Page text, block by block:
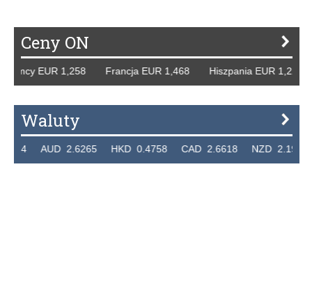
Ceny ON
EUR 1,258 Francja EUR 1,468 Hiszpania EUR
Waluty
AUD 2.6265 HKD 0.4758 CAD 2.6618 NZD